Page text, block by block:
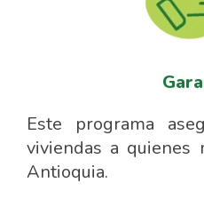
Este programa
viviendas a quienes
Antioquia.